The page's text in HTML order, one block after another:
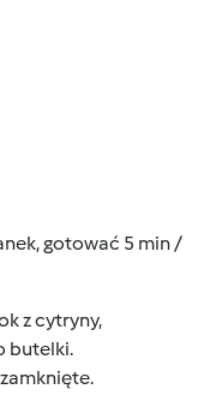
gotować 5 min /
z cytryny,
butelki.